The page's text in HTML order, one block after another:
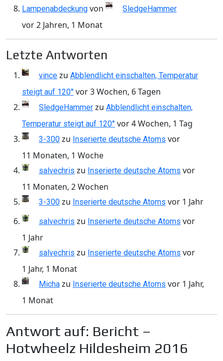
Lampenabdeckung von SledgeHammer
vor 2 Jahren, 1 Monat
Letzte Antworten
vince zu Abblendlicht einschalten, Temperatur
steigt auf 120° vor 3 Wochen, 6 Tagen
SledgeHammer zu Abblendlicht einschalten,
Temperatur steigt auf 120° vor 4 Wochen, 1 Tag
3-300 zu Inserierte deutsche Atoms vor
11 Monaten, 1 Woche
salvechris zu Inserierte deutsche Atoms vor
11 Monaten, 2 Wochen
3-300 zu Inserierte deutsche Atoms vor 1 Jahr
salvechris zu Inserierte deutsche Atoms vor
1 Jahr
salvechris zu Inserierte deutsche Atoms vor
1 Jahr, 1 Monat
Micha zu Inserierte deutsche Atoms vor 1 Jahr,
1 Monat
Antwort auf: Bericht –
Hotwheelz Hildesheim 2016